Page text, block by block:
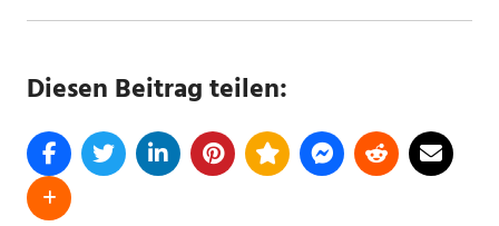
Diesen Beitrag teilen: